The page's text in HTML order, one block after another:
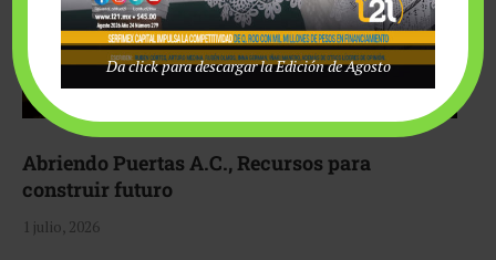
Abriendo Puertas A.C., Recursos para
construir futuro
1 julio, 2026
Da click para descargar la Edición de Agosto